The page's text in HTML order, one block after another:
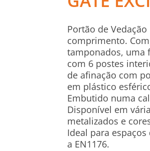
Portão de
comprimento.
tamponados, uma
com 6 postes
de afinação com
em plástico
Embutido numa
Disponível em
metalizados e
Ideal para
a EN1176.